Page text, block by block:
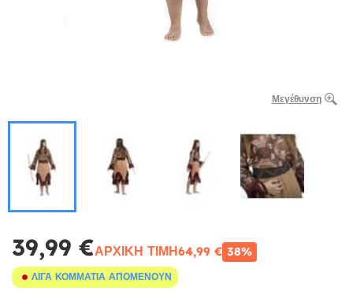
Μεγέθυνση
39,99 €ΑΡΧΙΚΉ ΤΙΜΉ64,99 € 38%
ΛΊΓΑ ΚΟΜΜΆΤΙΑ ΑΠΟΜΈΝΟΥΝ